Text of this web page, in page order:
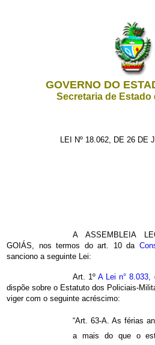
GOVERNO DO
Secretaria de Estado
LEI Nº 18.062, DE 26 DE
A ASSEMBLEIA
GOIÁS, nos termos do art. 10 da
sanciono a seguinte Lei:
Art. 1ºA Lei n° 8.033,
dispõe sobre o Estatuto dos Policiais-
viger com o seguinte acréscimo:
“Art. 63-A. As férias
a mais do que o